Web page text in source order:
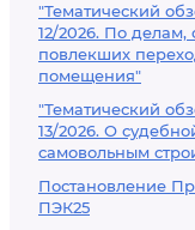
"Тематический
12/2026. По
повлекших
помещения"
"Тематический
13/2026. О
самовольным
Постановление
ПЭК25